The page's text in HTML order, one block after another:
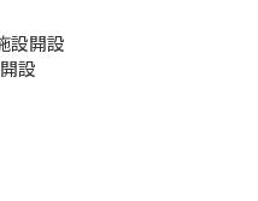
設開設
設